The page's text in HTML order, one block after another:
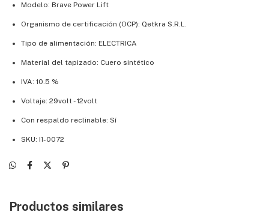
Modelo: Brave Power Lift
Organismo de certificación (OCP): Qetkra S.R.L.
Tipo de alimentación: ELECTRICA
Material del tapizado: Cuero sintético
IVA: 10.5 %
Voltaje: 29volt - 12volt
Con respaldo reclinable: Sí
SKU: I1-0072
Productos similares